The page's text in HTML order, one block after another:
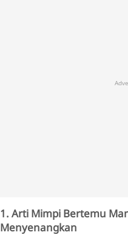
1. Arti Mimpi Bertemu
Menyenangkan